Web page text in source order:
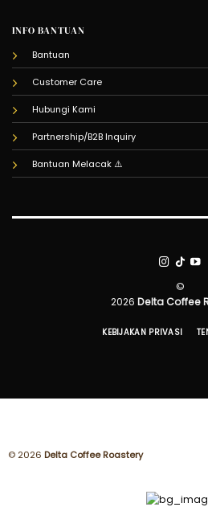
INFO BANTUAN
Bantuan
Customer Care
Hubungi Kami
Partnership/B2B Inquiry
Bantuan Melacak
©
2026 Delta Coffee
KEBIJAKAN PRIVASI
© 2026 Delta Coffee Roastery